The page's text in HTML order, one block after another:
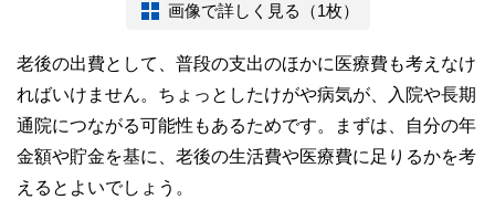
画像で詳しく見る（1枚）
老後の出費として、普段の支出のほかに医療費も考えなけ
ればいけません。ちょっとしたけがや病気が、入院や長期
通院につながる可能性もあるためです。まずは、自分の年
金額や貯金を基に、老後の生活費や医療費に足りるかを考
えるとよいでしょう。